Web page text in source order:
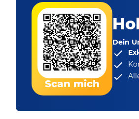
Scan mich
Dein